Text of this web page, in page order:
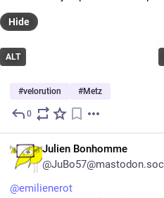
ALT
Hide
#velorution #Metz
0
Julien Bonhomme
@emilienerot